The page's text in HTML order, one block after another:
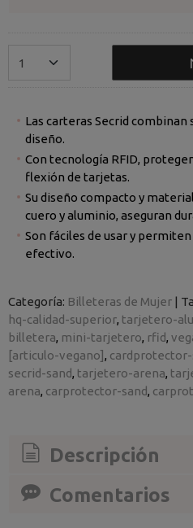
Las carteras Secrid combinan
diseño.
Con tecnología RFID,
flexión de tarjetas.
Su diseño compacto y
cuero y aluminio, aseguran
Son fáciles de usar y
efectivo.
Categoría: Billeteras de Mujer |
hq-calidad-superior tarjetero-
billetera mini-tarjetero rfid
[articulo-vegano]
secrid-sand tarjetero-arena
arena carprotector-sand
Descripción
Comentarios